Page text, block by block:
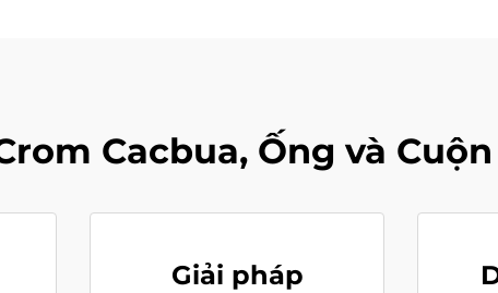
Cacbua, Ống và
Giải pháp